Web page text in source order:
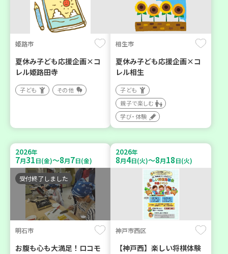
姫路市
夏休み子ども応援企画×コ
レル姫路田寺
子ども その他
相生市
夏休み子ども応援企画×コ
レル相生
子ども
親子で楽しむ
学び・体験
2026年
7月31日(金)～8月7日(金)
受付終了しました
明石市
お腹も心も大満足！ロコモ
2026年
8月4日(火)～8月18日(火)
神戸市西区
【神戸西】楽しい将棋体験